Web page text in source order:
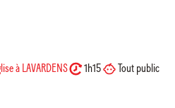
à LAVARDENS 1h15 Tout public